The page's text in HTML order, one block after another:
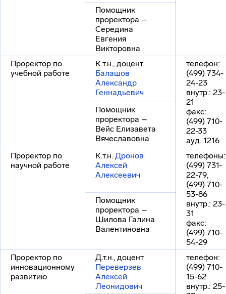
Помощник
проректора –
Середина
Евгения
Викторовна
Проректор по
учебной работе
К.т.н., доцент
Балашов
Александр
Геннадьевич
телефон:
(499) 734-
24-23
внутр.: 23-
21
факс:
(499) 710-
22-33
ауд. 1216
Помощник
проректора –
Вейс Елизавета
Вячеславовна
Проректор по
научной работе
К.т.н. Дронов
Алексей
Алексеевич
телефоны:
(499) 731-
22-79,
(499) 710-
53-86
внутр.: 23-
31
факс:
(499) 710-
54-29
Помощник
проректора –
Шилова Галина
Валентиновна
Проректор по
инновационному
развитию
Д.т.н., доцент
Переверзев
Алексей
Леонидович
телефон:
(499) 710-
15-62
внутр.: 25-